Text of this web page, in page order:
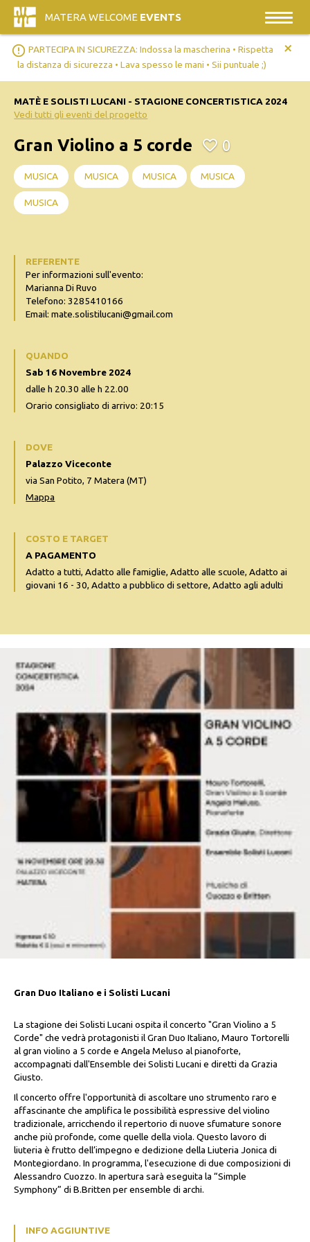
MATERA WELCOME EVENTS
error_outline PARTECIPA IN SICUREZZA: Indossa la mascherina • Rispetta
la distanza di sicurezza • Lava spesso le mani • Sii puntuale ;)
+
Gran Duo Italiano e i Solisti Lucani
La stagione dei Solisti Lucani ospita il concerto "Gran Violino a 5
Corde" che vedrà protagonisti il Gran Duo Italiano, Mauro Tortorelli
al gran violino a 5 corde e Angela Meluso al pianoforte,
accompagnati dall'Ensemble dei Solisti Lucani e diretti da Grazia
Giusto.
Il concerto offre l'opportunità di ascoltare uno strumento raro e
affascinante che amplifica le possibilità espressive del violino
tradizionale, arricchendo il repertorio di nuove sfumature sonore
anche più profonde, come quelle della viola. Questo lavoro di
liuteria è frutto dell’impegno e dedizione della Liuteria Jonica di
Montegiordano. In programma, l'esecuzione di due composizioni di
Alessandro Cuozzo. In apertura sarà eseguita la “Simple
Symphony” di B.Britten per ensemble di archi.
INFO AGGIUNTIVE
MATÈ E SOLISTI LUCANI - STAGIONE CONCERTISTICA 2024
Vedi tutti gli eventi del progetto
Gran Violino a 5 corde 0
MUSICA MUSICA MUSICA MUSICA
MUSICA
REFERENTE
Per informazioni sull'evento:
Marianna Di Ruvo
Telefono: 3285410166
Email: mate.solistilucani@gmail.com
QUANDO
Sab 16 Novembre 2024
dalle h 20.30 alle h 22.00
Orario consigliato di arrivo: 20:15
DOVE
Palazzo Viceconte
via San Potito, 7 Matera (MT)
Mappa
COSTO E TARGET
A PAGAMENTO
Adatto a tutti, Adatto alle famiglie, Adatto alle scuole, Adatto ai
giovani 16 - 30, Adatto a pubblico di settore, Adatto agli adulti